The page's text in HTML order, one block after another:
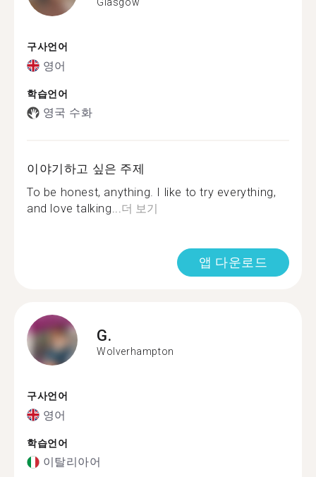
구사언어
영어
학습언어
영국 수화
이야기하고 싶은 주제
To be honest, anything. I like to try everything,
and love talking...더 보기
앱 다운로드
G.
Wolverhampton
구사언어
영어
학습언어
이탈리아어